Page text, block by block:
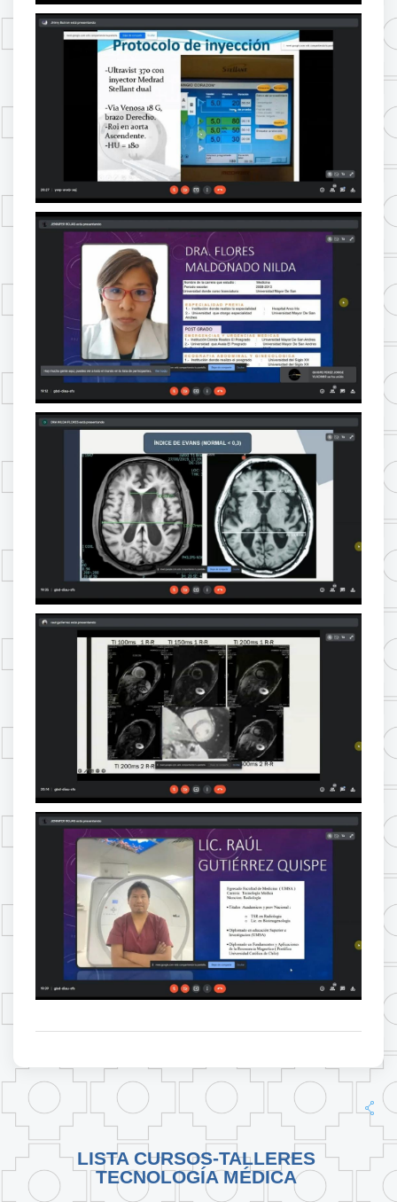
LISTA CURSOS-TALLERES
TECNOLOGÍA MÉDICA